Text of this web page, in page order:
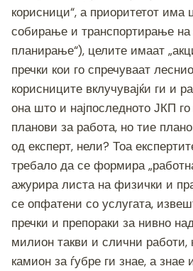
корисници“, а приоритетот има
собирање и транспортирање на
планирање“), целите имаат
пречки кои го спречуваат
корисниците вклучувајќи ги и
она што и најпоследното ЈКП
планови за работа, но тие
од експерт, нели? Тоа
требало да се формира
ажурира листа на физички и
се опфатени со услугата,
пречки и препораки за нивно
милион такви и слични работи,
камион за ѓубре ги знае, а знае